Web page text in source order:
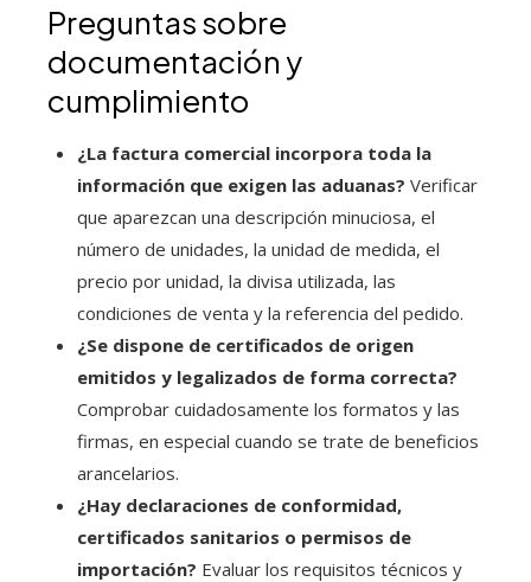
Preguntas sobre
documentación y
cumplimiento
¿La factura comercial incorpora toda la
información que exigen las aduanas? Verificar
que aparezcan una descripción minuciosa, el
número de unidades, la unidad de medida, el
precio por unidad, la divisa utilizada, las
condiciones de venta y la referencia del pedido.
¿Se dispone de certificados de origen
emitidos y legalizados de forma correcta?
Comprobar cuidadosamente los formatos y las
firmas, en especial cuando se trate de beneficios
arancelarios.
¿Hay declaraciones de conformidad,
certificados sanitarios o permisos de
importación? Evaluar los requisitos técnicos y